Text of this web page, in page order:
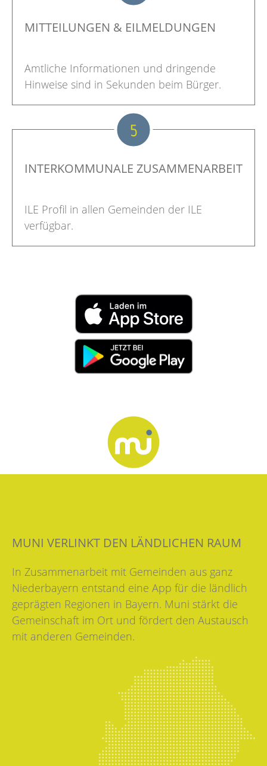
MITTEILUNGEN & EILMELDUNGEN
Amtliche Informationen und dringende
Hinweise sind in Sekunden beim Bürger.
5
INTERKOMMUNALE ZUSAMMENARBEIT
ILE Profil in allen Gemeinden der ILE
verfügbar.
MUNI VERLINKT DEN LÄNDLICHEN RAUM
In Zusammenarbeit mit Gemeinden aus ganz
Niederbayern entstand eine App für die ländlich
geprägten Regionen in Bayern. Muni stärkt die
Gemeinschaft im Ort und fördert den Austausch
mit anderen Gemeinden.